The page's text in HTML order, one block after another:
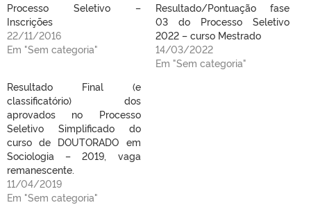
Processo Seletivo –
Inscrições
22/11/2016
Em "Sem categoria"
Resultado/Pontuação fase
03 do Processo Seletivo
2022 – curso Mestrado
14/03/2022
Em "Sem categoria"
Resultado Final (e
classificatório) dos
aprovados no Processo
Seletivo Simplificado do
curso de DOUTORADO em
Sociologia – 2019, vaga
remanescente.
11/04/2019
Em "Sem categoria"